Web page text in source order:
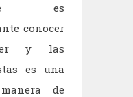
es
conocer
y las
es una
de